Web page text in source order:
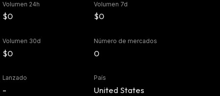
Volumen 24h
$0
Volumen 7d
$0
Volumen 30d
$0
Número de mercados
0
Lanzado
-
País
United States